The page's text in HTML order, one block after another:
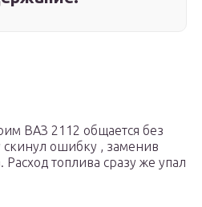
ВАЗ 2112 общается без
скинул ошибку , заменив
Расход топлива сразу же упал